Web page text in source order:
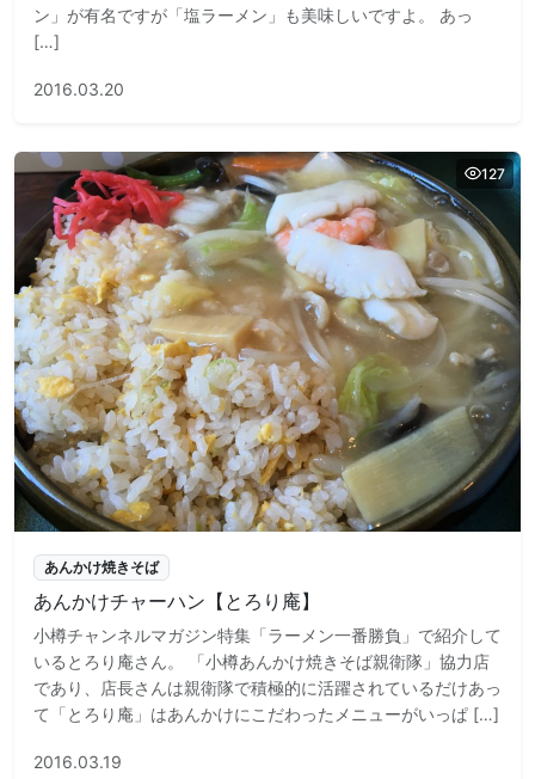
ン」が有名ですが「塩ラーメン」も美味しいですよ。 あっ
[…]
2016.03.20
127
あんかけ焼きそば
あんかけチャーハン【とろり庵】
小樽チャンネルマガジン特集「ラーメン一番勝負」で紹介して
いるとろり庵さん。 「小樽あんかけ焼きそば親衛隊」協力店
であり、店長さんは親衛隊で積極的に活躍されているだけあっ
て「とろり庵」はあんかけにこだわったメニューがいっぱ […]
2016.03.19